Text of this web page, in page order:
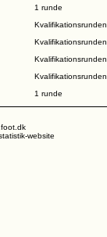
1 runde
Kvalifikationsrunden
Kvalifikationsrunden
Kvalifikationsrunden
Kvalifikationsrunden
1 runde
website